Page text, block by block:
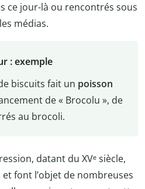
ce jour-là ou rencontrés sous
médias.
: exemple
biscuits fait un poisson
de « Brocolu », de
au brocoli.
datant du XVᵉ siècle,
et font l’objet de nombreuses